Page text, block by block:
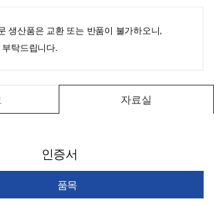
생산품은 교환 또는 반품이 불가하오니,
탁드립니다.
자료실
인증서
품목